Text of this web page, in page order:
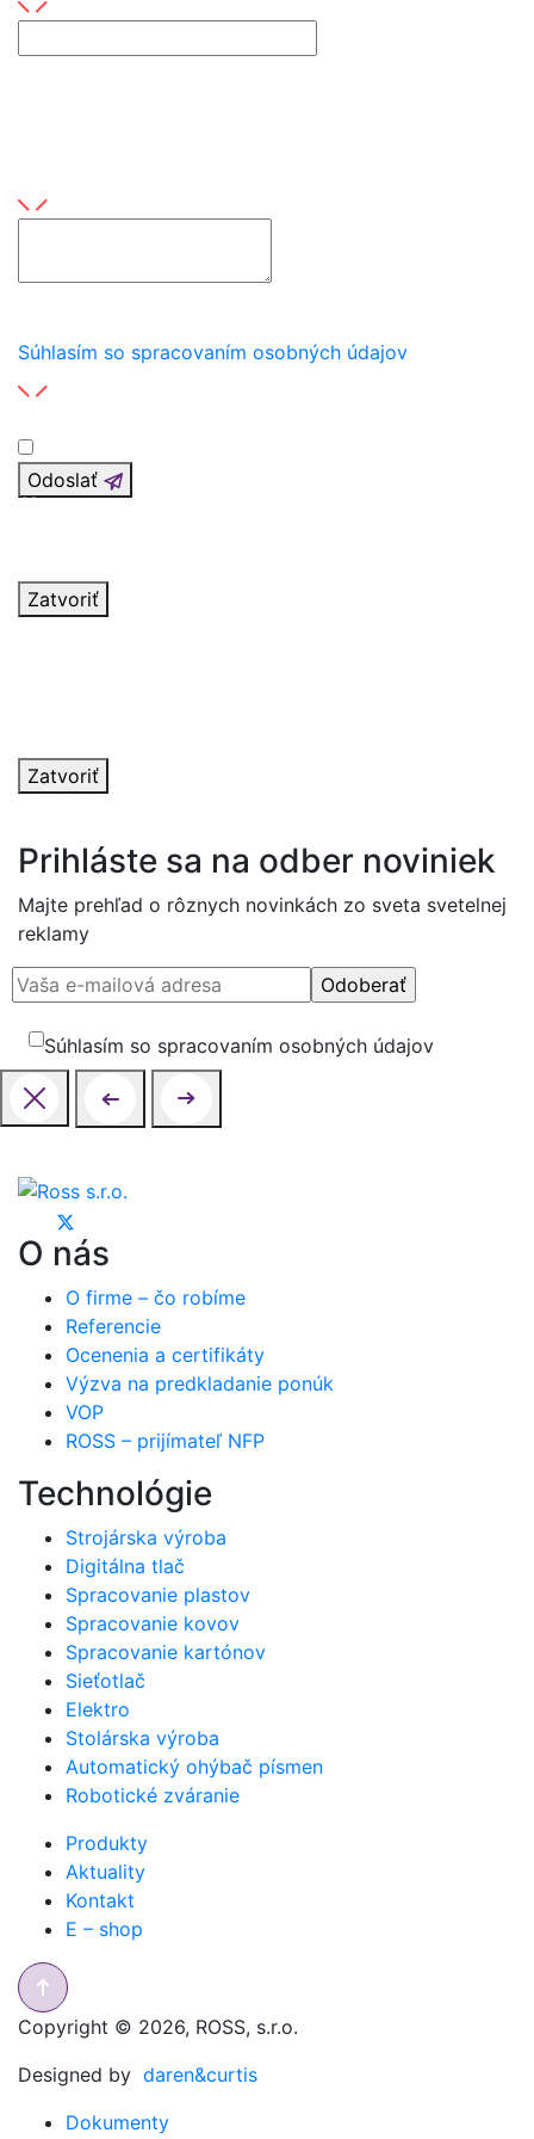
Súhlasím so spracovaním osobných údajov
Odoslať
Zatvoriť
Zatvoriť
Prihláste sa na odber noviniek
Majte prehľad o rôznych novinkách zo sveta svetelnej
reklamy
Súhlasím so spracovaním osobných údajov
O nás
O firme – čo robíme
Referencie
Ocenenia a certifikáty
Výzva na predkladanie ponúk
VOP
ROSS – prijímateľ NFP
Technológie
Strojárska výroba
Digitálna tlač
Spracovanie plastov
Spracovanie kovov
Spracovanie kartónov
Sieťotlač
Elektro
Stolárska výroba
Automatický ohýbač písmen
Robotické zváranie
Produkty
Aktuality
Kontakt
E – shop
Copyright © 2026, ROSS, s.r.o.
Designed by daren&curtis
Dokumenty